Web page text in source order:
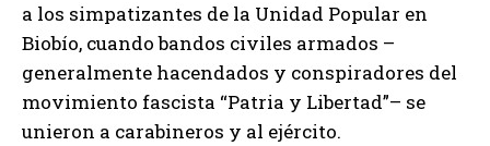
a los simpatizantes de la Unidad Popular en
Biobío, cuando bandos civiles armados –
generalmente hacendados y conspiradores del
movimiento fascista “Patria y Libertad”– se
unieron a carabineros y al ejército.